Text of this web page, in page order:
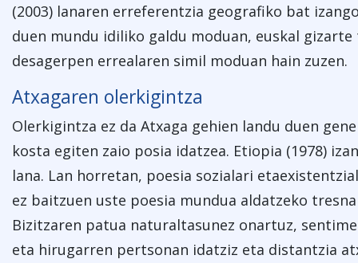
(2003) lanaren erreferentzia geografiko bat
duen mundu idiliko galdu moduan, euskal
desagerpen errealaren simil moduan hain zuzen.
Atxagaren olerkigintza
Olerkigintza ez da Atxaga gehien landu duen
kosta egiten zaio posia idatzea. Etiopia (1978)
lana. Lan horretan, poesia sozialari
ez baitzuen uste poesia mundua aldatzeko
Bizitzaren patua naturaltasunez onartuz,
eta hirugarren pertsonan idatziz eta distantzia